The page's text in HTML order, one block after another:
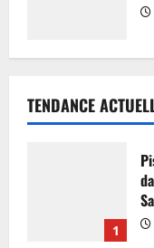
TENDANCE
1